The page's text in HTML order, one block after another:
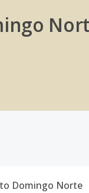
Domingo Norte